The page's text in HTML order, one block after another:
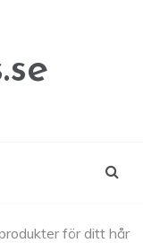
för ditt hår